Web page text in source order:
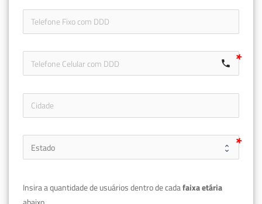
call
Insira a quantidade de usuários dentro de cada